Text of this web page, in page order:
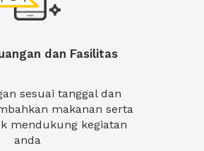
dan Fasilitas
sesuai tanggal dan
makanan serta
mendukung kegiatan
anda